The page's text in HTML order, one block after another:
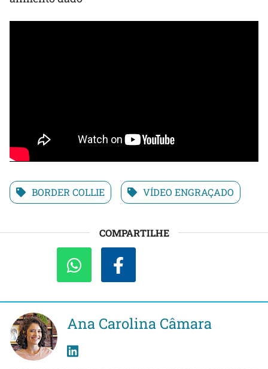
BORDER COLLIE VÍDEO ENGRAÇADO
COMPARTILHE
Ana Carolina Câmara